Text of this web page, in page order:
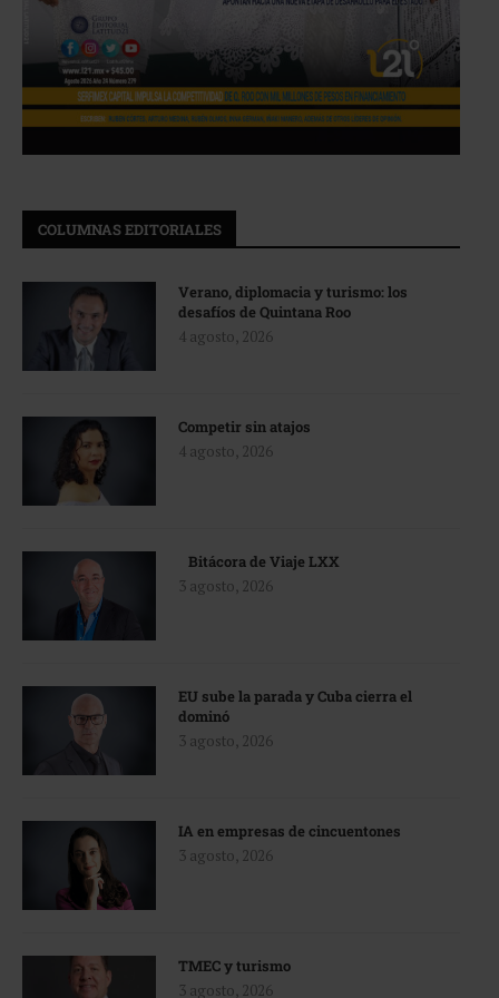
COLUMNAS EDITORIALES
Verano, diplomacia y turismo: los
desafíos de Quintana Roo
4 agosto, 2026
Competir sin atajos
4 agosto, 2026
Bitácora de Viaje LXX
3 agosto, 2026
EU sube la parada y Cuba cierra el
dominó
3 agosto, 2026
IA en empresas de cincuentones
3 agosto, 2026
TMEC y turismo
3 agosto, 2026